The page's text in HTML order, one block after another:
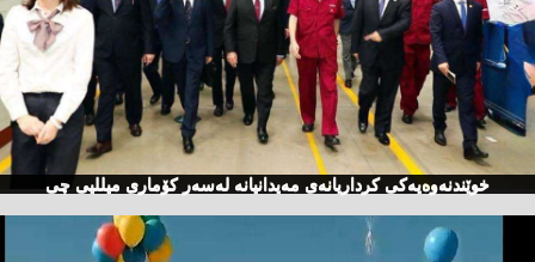
خوێندنەوەیەكی كرداریانەی مەیدانیانە لەسەر كۆماری میللیی چی